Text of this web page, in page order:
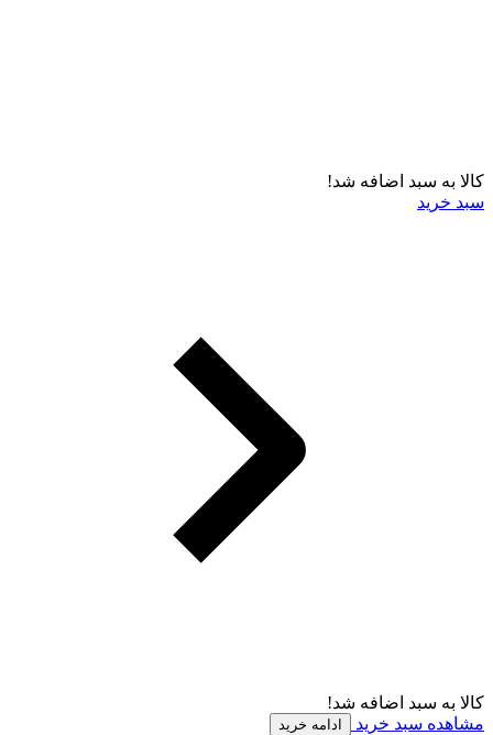
کالا به سبد اضافه شد!
سبد خرید
کالا به سبد اضافه شد!
مشاهده سبد خرید
ادامه خرید